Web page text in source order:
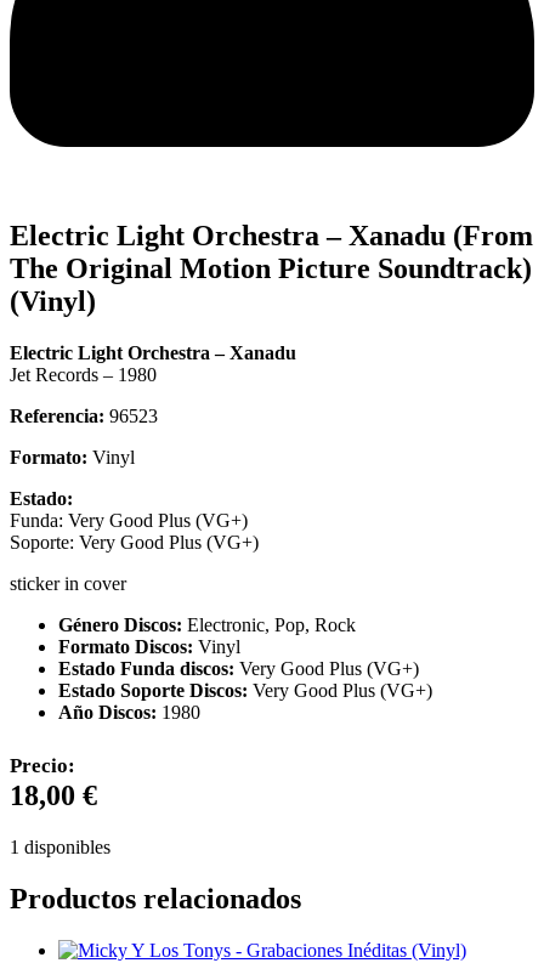
Electric Light Orchestra – Xanadu (From
The Original Motion Picture Soundtrack)
(Vinyl)
Electric Light Orchestra – Xanadu
Jet Records – 1980
Referencia: 96523
Formato: Vinyl
Estado:
Funda: Very Good Plus (VG+)
Soporte: Very Good Plus (VG+)
sticker in cover
Género Discos: Electronic, Pop, Rock
Formato Discos: Vinyl
Estado Funda discos: Very Good Plus (VG+)
Estado Soporte Discos: Very Good Plus (VG+)
Año Discos: 1980
Precio:
18,00 €
1 disponibles
Productos relacionados